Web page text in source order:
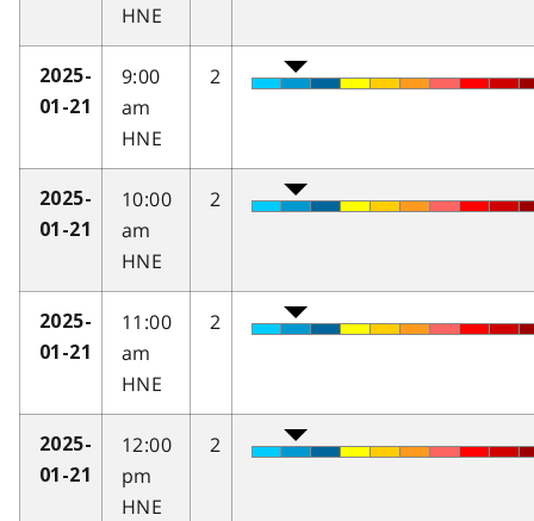
HNE
2025-
01-21
9:00
am
HNE
2
2025-
01-21
10:00
am
HNE
2
2025-
01-21
11:00
am
HNE
2
2025-
01-21
12:00
pm
HNE
2